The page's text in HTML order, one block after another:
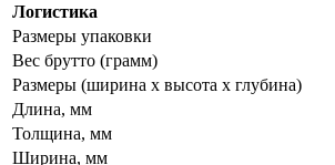
Логистика
Размеры упаковки
Вес брутто (грамм)
Размеры (ширина x высота x глубина)
Длина, мм
Толщина, мм
Ширина, мм